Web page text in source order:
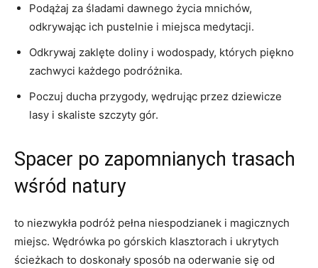
Podążaj za ‌śladami dawnego życia mnichów,
odkrywając⁣ ich‍ pustelnie i miejsca medytacji.
Odkrywaj zaklęte doliny i wodospady,⁢ których piękno
zachwyci każdego podróżnika.
Poczuj ducha przygody, wędrując przez⁣ dziewicze
lasy i skaliste szczyty gór.
Spacer ‌po zapomnianych trasach
wśród natury
to niezwykła podróż pełna niespodzianek i magicznych‌
miejsc. ​Wędrówka po górskich klasztorach i ukrytych
ścieżkach to doskonały sposób na ⁤oderwanie ⁣się od